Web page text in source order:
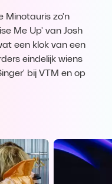
Minotauris zo'n
Me Up' van Josh
een klok van een
eindelijk wiens
bij VTM en op